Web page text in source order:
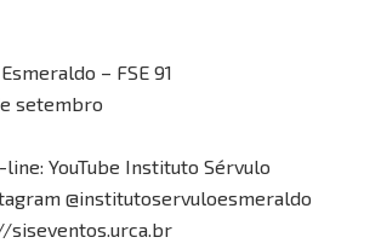
– FSE 91
setembro
YouTube Instituto Sérvulo
@institutoservuloesmeraldo
siseventos.urca.br